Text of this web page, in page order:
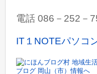
電話 086－252－
IT１NOTEパソコ